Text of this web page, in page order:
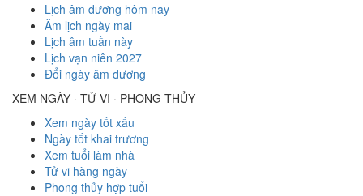
Lịch âm dương hôm nay
Âm lịch ngày mai
Lịch âm tuần này
Lịch vạn niên 2027
Đổi ngày âm dương
XEM NGÀY · TỬ VI · PHONG THỦY
Xem ngày tốt xấu
Ngày tốt khai trương
Xem tuổi làm nhà
Tử vi hàng ngày
Phong thủy hợp tuổi